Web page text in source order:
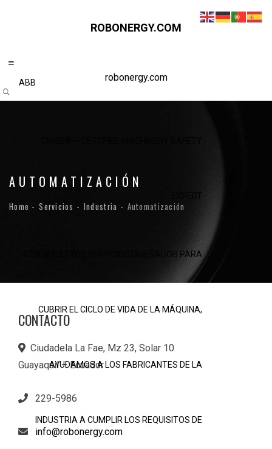
ROBONERGY.COM
ABB
EXPERT
CON NUESTROS SERVICIOS DISEÑADOS PARA
CUBRIR EL CICLO DE VIDA DE LA MÁQUINA,
AYUDAMOS A LOS FABRICANTES DE LA
INDUSTRIA A CUMPLIR LOS REQUISITOS DE
robonergy.com
AUTOMATIZACIÓN
Home Servicios Industria Automatización
CONTACTO
Ciudadela La Fae, Mz 23, Solar 10
Guayaquil – Ecuador
229-5986
info@robonergy.com